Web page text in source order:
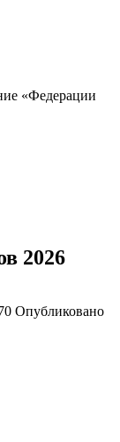
«Федерации
2026
Опубликовано